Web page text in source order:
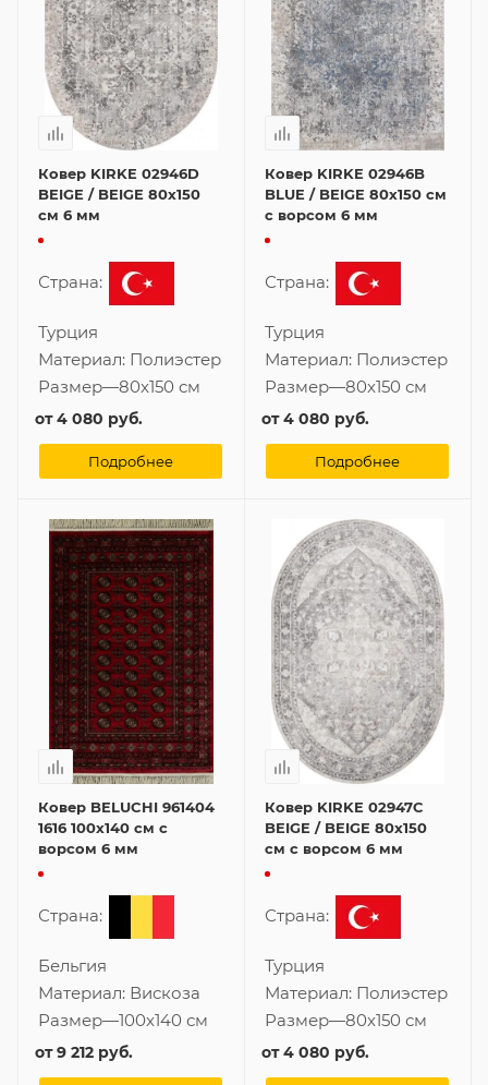
Ковер KIRKE 02946D
BEIGE / BEIGE 80x150
см 6 мм
Страна:
Турция
Материал: Полиэстер
Размер—80x150 см
от4 080 руб.
Подробнее
Ковер KIRKE 02946B
BLUE / BEIGE 80x150 см
с ворсом 6 мм
Страна:
Турция
Материал: Полиэстер
Размер—80x150 см
от4 080 руб.
Подробнее
Ковер BELUCHI 961404
1616 100x140 см с
ворсом 6 мм
Страна:
Бельгия
Материал: Вискоза
Размер—100x140 см
от9 212 руб.
Ковер KIRKE 02947C
BEIGE / BEIGE 80x150
см с ворсом 6 мм
Страна:
Турция
Материал: Полиэстер
Размер—80x150 см
от4 080 руб.